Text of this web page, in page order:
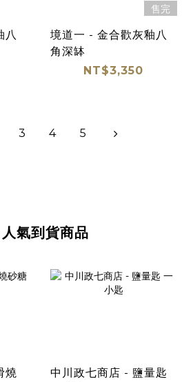
八
售完
境道一 - 金合歡灰釉八
角深缽
NT$3,350
3 4 5
人氣到貨商品
燒
中川政七商店 - 鹽量匙